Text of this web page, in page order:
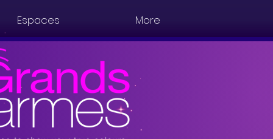
Espaces More